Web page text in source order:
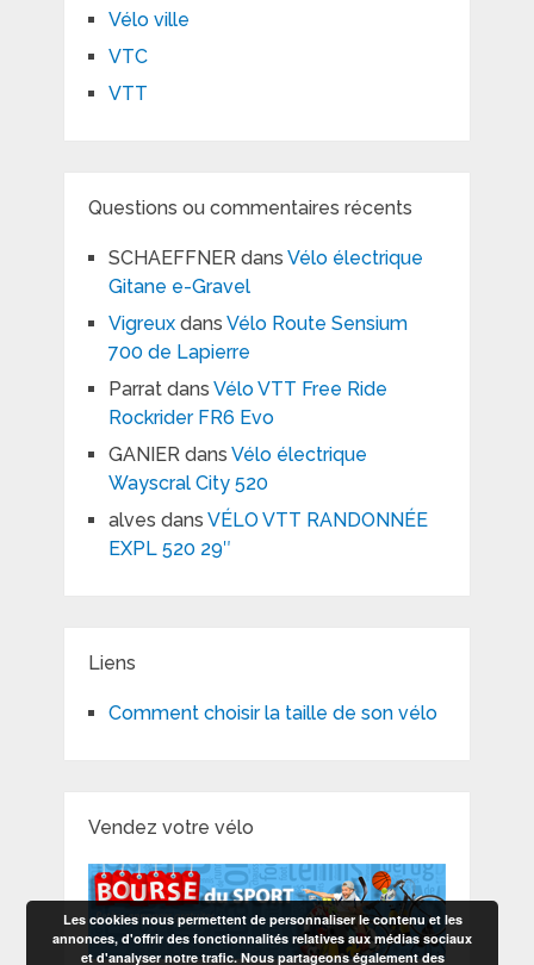
Vélo ville
VTC
VTT
Questions ou commentaires récents
SCHAEFFNERdans Vélo électrique
Gitane e-Gravel
Vigreuxdans Vélo Route Sensium
700 de Lapierre
Parratdans Vélo VTT Free Ride
Rockrider FR6 Evo
GANIERdans Vélo électrique
Wayscral City 520
alves dans VÉLO VTT RANDONNÉE
EXPL 520 29″
Liens
Comment choisir la taille de son vélo
Vendez votre vélo
Les cookies nous permettent de personnaliser le contenu et les
annonces, d'offrir des fonctionnalités relatives aux médias sociaux
et d'analyser notre trafic. Nous partageons également des